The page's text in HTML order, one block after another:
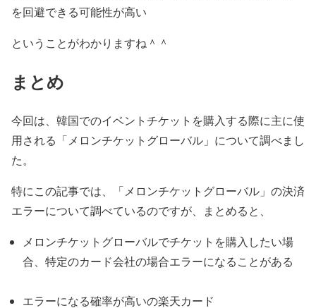
を回避できる可能性が高い
ということがわかりますね＾＾
まとめ
今回は、韓国でのイベントチケットを購入する際に主に使
用される「メロンチケットグローバル」について調べまし
た。
特にこの記事では、「メロンチケットグローバル」の決済
エラーについて調べているのですが、まとめると、
メロンチケットグローバルでチケットを購入したい場
合、特定のカード会社の場合エラーになることがある
エラーになる確率が高いの楽天カード